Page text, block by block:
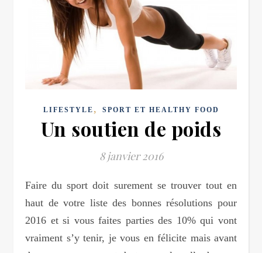
LIFESTYLE , SPORT ET HEALTHY FOOD
Un soutien de poids
8 janvier 2016
Faire du sport doit surement se trouver tout en
haut de votre liste des bonnes résolutions pour
2016 et si vous faites parties des 10% qui vont
vraiment s’y tenir, je vous en félicite mais avant